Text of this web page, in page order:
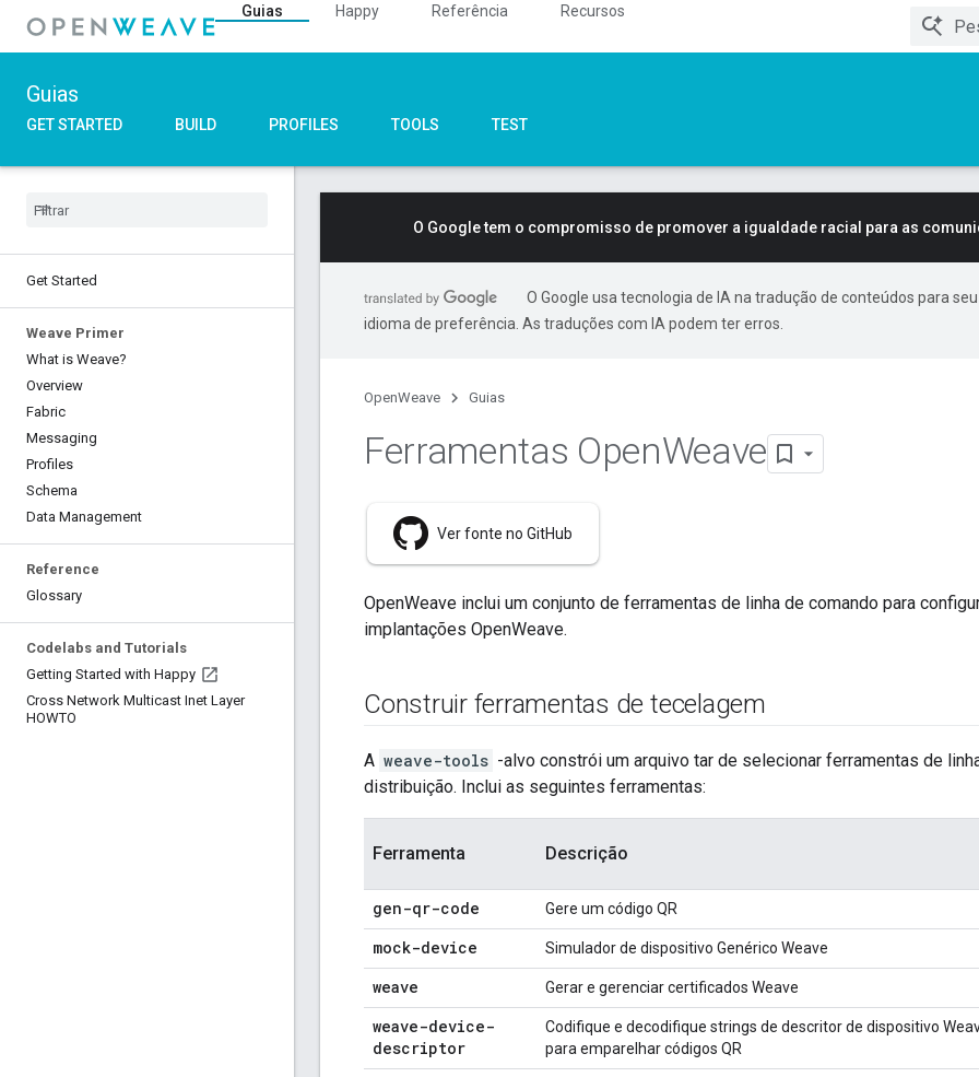
Guias Happy Referência Recursos
Guias
GET STARTED BUILD PROFILES TOOLS TEST
Get Started
Weave Primer
What is Weave?
Overview
Fabric
Messaging
Profiles
Schema
Data Management
Reference
Glossary
Codelabs and Tutorials
Getting Started with Happy
Cross Network Multicast Inet Layer
HOWTO
O Google tem o compromisso de promover a igualdade racial para as
O Google usa tecnologia de IA na tradução de conteúdos para seu
idioma de preferência. As traduções com IA podem ter erros.
OpenWeave Guias
Ferramentas OpenWeave
Ver fonte no GitHub
OpenWeave inclui um conjunto de ferramentas de linha de comando para
implantações OpenWeave.
Construir ferramentas de tecelagem
A weave-tools -alvo constrói um arquivo tar de selecionar ferramentas de
distribuição. Inclui as seguintes ferramentas:
Ferramenta Descrição
gen-qr-code Gere um código QR
mock-device Simulador de dispositivo Genérico Weave
weave Gerar e gerenciar certificados Weave
weave-device-
descriptor
Codifique e decodifique strings de descritor de dispositivo
para emparelhar códigos QR